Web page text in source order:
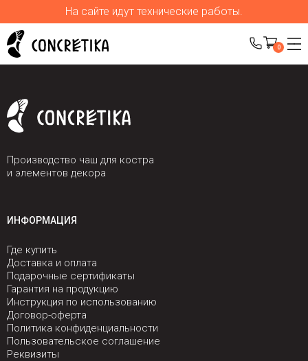
На сайте идут технические работы.
0
Производство чаш для костра
и элементов декора
ИНФОРМАЦИЯ
Где купить
Доставка и оплата
Подарочные сертификаты
Гарантия на продукцию
Инструкция по использованию
Договор-оферта
Политика конфиденциальности
Пользовательское соглашение
Реквизиты